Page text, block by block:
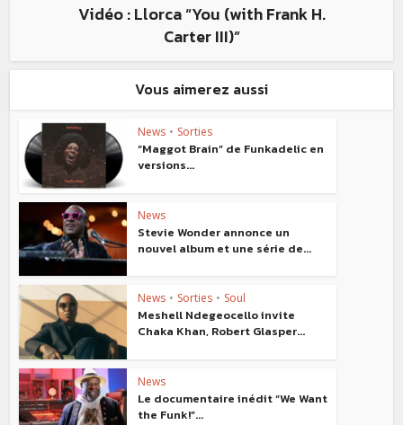
Vidéo : Llorca “You (with Frank H.
Carter III)”
Vous aimerez aussi
News • Sorties
“Maggot Brain” de Funkadelic en
versions...
News
Stevie Wonder annonce un
nouvel album et une série de...
News • Sorties • Soul
Meshell Ndegeocello invite
Chaka Khan, Robert Glasper...
News
Le documentaire inédit “We Want
the Funk!”...